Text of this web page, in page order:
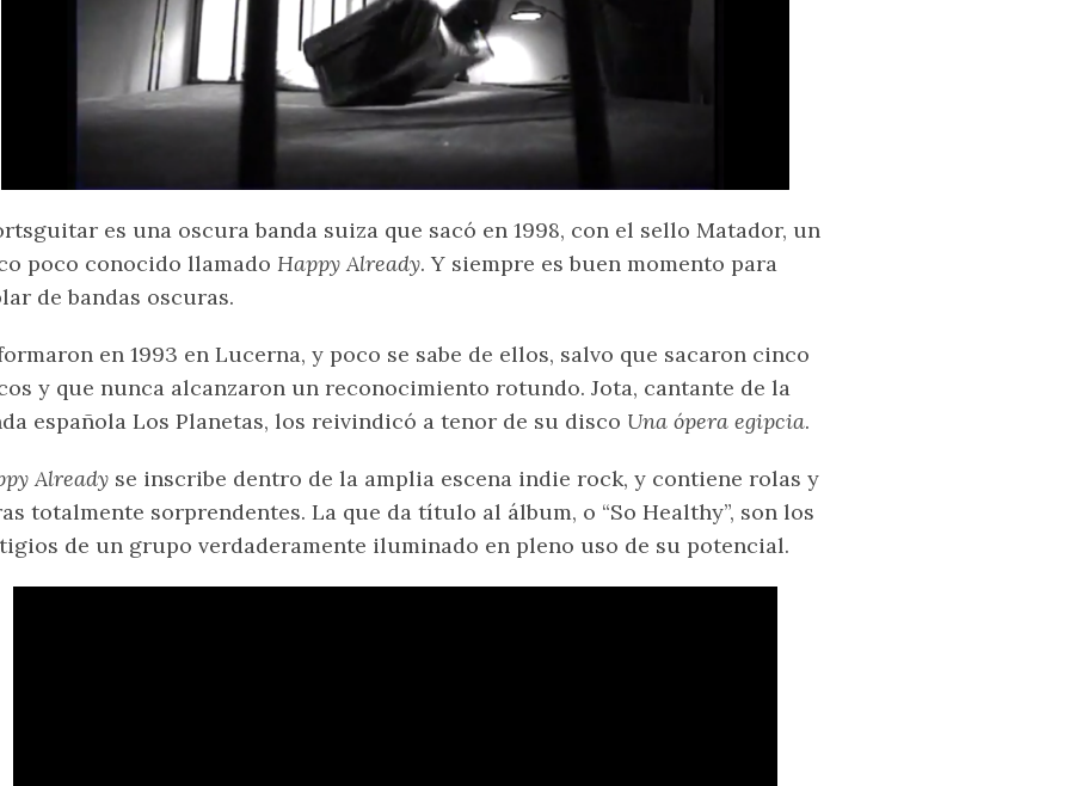
es una oscura banda suiza que sacó en 1998, con el sello Matador, un
poco conocido llamado Happy Already. Y siempre es buen momento para
de bandas oscuras.
en 1993 en Lucerna, y poco se sabe de ellos, salvo que sacaron cinco
y que nunca alcanzaron un reconocimiento rotundo. Jota, cantante de la
española Los Planetas, los reivindicó a tenor de su disco Una ópera egipcia.
Already se inscribe dentro de la amplia escena indie rock, y contiene rolas y
totalmente sorprendentes. La que da título al álbum, o “So Healthy”, son los
de un grupo verdaderamente iluminado en pleno uso de su potencial.